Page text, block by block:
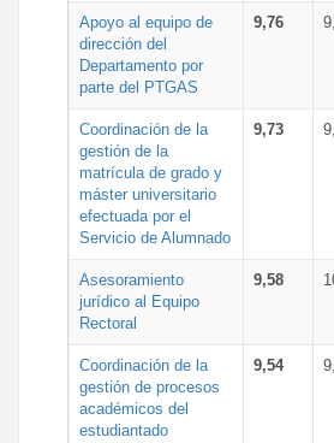
Apoyo al equipo de
dirección del
Departamento por
parte del PTGAS
9,76
Coordinación de la
gestión de la
matrícula de grado y
máster universitario
efectuada por el
Servicio de Alumnado
9,73
Asesoramiento
jurídico al Equipo
Rectoral
9,58
Coordinación de la
gestión de procesos
académicos del
estudiantado
9,54